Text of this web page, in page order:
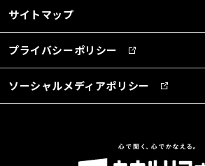
サイトマップ
プライバシーポリシー
ソーシャルメディアポリシー